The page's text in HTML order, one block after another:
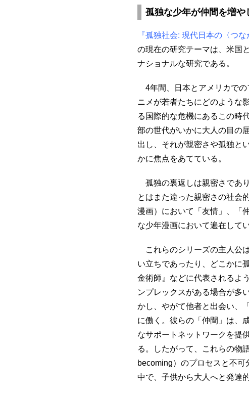
孤独な少年が仲間を増
『孤独社会: 現代日本の〈つ
の現在の研究テーマは、米国
ナショナルな研究である。
4年間、日本とアメリカでの
ニメが若者たちにどのような
る国際的な危機にあるこの時
部の世代がいかに大人の目の
出し、それが親密さや孤独と
かに焦点をあてている。
孤独の裏返しは親密さであ
とはまた違った親密さの社会
漫画）において「友情」、「
な少年漫画において遍在してい
これらのシリーズの主人公
い立ちであったり、どこかに
金術師』などに代表されるよ
ンプレックスがある場合が多
かし、やがて他者と出会い、
に働く。彼らの「仲間」は、
なサポートネットワークを提
る。したがって、これらの物
becoming）のプロセスと不
中で、子供から大人へと発達